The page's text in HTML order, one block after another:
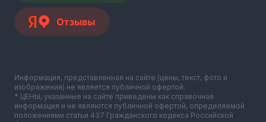
Информация, представленная на сайте (цены, текст, фото и
изображения) не является публичной офертой.
* ЦЕНЫ, указанные на сайте приведены как справочная
информация и не являются публичной офертой, определяемой
положениями статьи 437 Гражданского кодекса Российской